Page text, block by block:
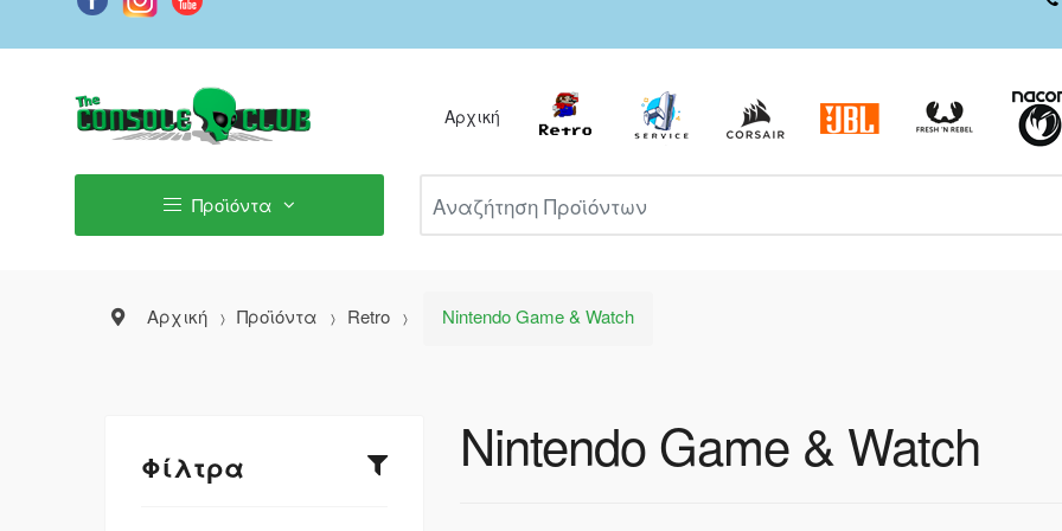
Αρχική
Προϊόντα
Αρχική Προϊόντα Retro Nintendo Game & Watch
Φίλτρα Nintendo Game & Watch